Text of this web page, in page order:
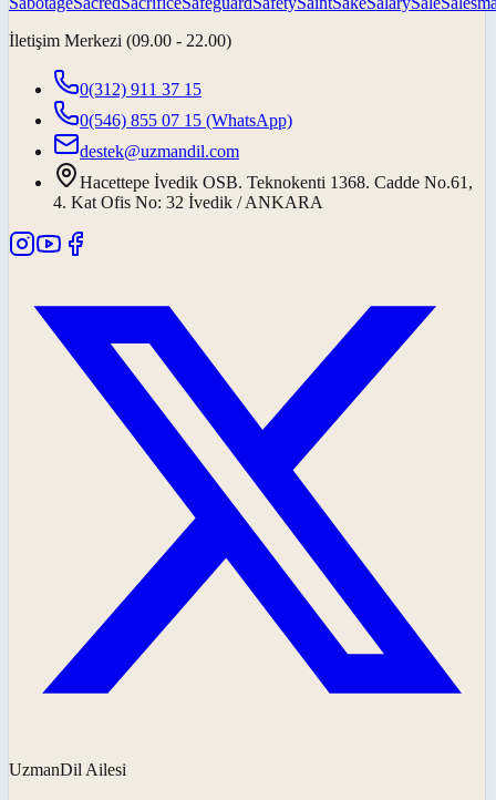
İletişim Merkezi (09.00 - 22.00)
0(312) 911 37 15
0(546) 855 07 15 (WhatsApp)
destek@uzmandil.com
Hacettepe İvedik OSB. Teknokenti 1368. Cadde No.61,
4. Kat Ofis No: 32 İvedik / ANKARA
UzmanDil Ailesi